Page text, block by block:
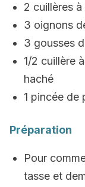
2 cuillères
3 oignons
3 gousses
1/2 cuillère
haché
1 pincée de
Préparation
Pour
tasse et